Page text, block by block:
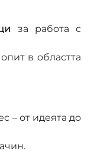
за работа с
в областта
– от идеята до